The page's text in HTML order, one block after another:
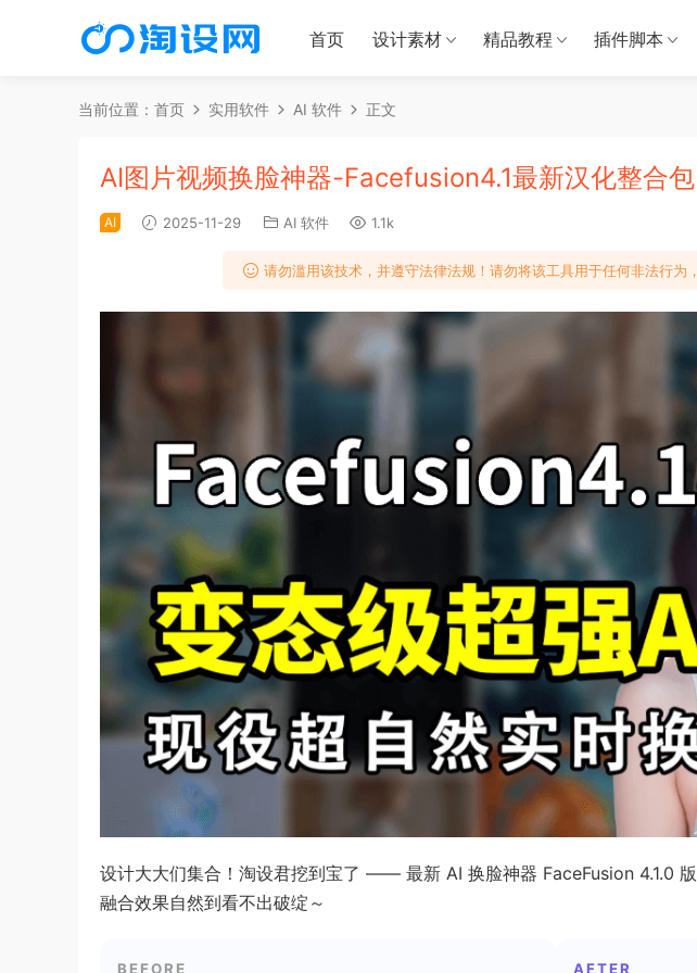
首页 设计素材 精品教程 插件脚本
当前位置： 首页 实用软件 AI 软件 正文
AI图片视频换脸神器-Facefusion4.1最新汉化整合包
AI 2025-11-29 AI 软件 1.1k
请勿滥用该技术，并遵守法律法规！请勿将该工具用于任何非法行为
设计大大们集合！淘设君挖到宝了 —— 最新 AI 换脸神器 FaceFusion 4.1.0
融合效果自然到看不出破绽～
BEFORE AFTER